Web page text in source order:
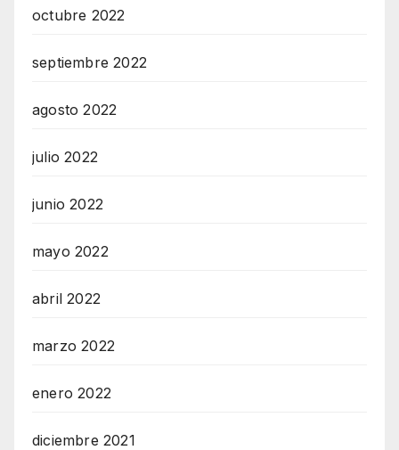
octubre 2022
septiembre 2022
agosto 2022
julio 2022
junio 2022
mayo 2022
abril 2022
marzo 2022
enero 2022
diciembre 2021